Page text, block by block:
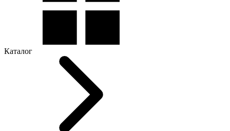
Каталог